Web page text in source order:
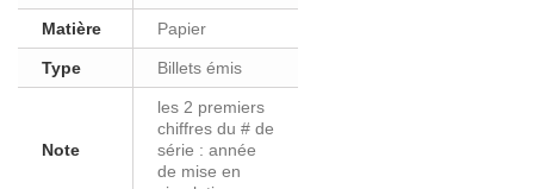
Matière Papier
Type Billets émis
Note
les 2 premiers
chiffres du # de
série : année
de mise en